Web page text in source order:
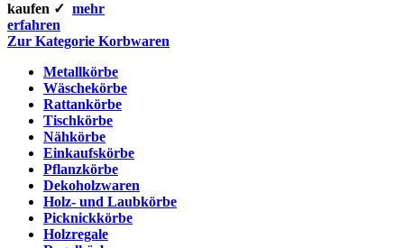
kaufen ✓ mehr
erfahren
Zur Kategorie Korbwaren
Metallkörbe
Wäschekörbe
Rattankörbe
Tischkörbe
Nähkörbe
Einkaufskörbe
Pflanzkörbe
Dekoholzwaren
Holz- und Laubkörbe
Picknickkörbe
Holzregale